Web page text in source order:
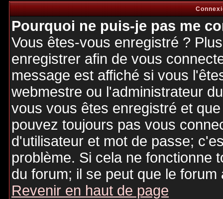
Pourquoi ne puis-je pas me
Vous êtes-vous enregistré ?
enregistrer afin de vous
message est affiché si vous
webmestre ou l'administrateur
vous vous êtes enregistré et
pouvez toujours pas vous
d'utilisateur et mot de passe;
problème. Si cela ne fonctionne
du forum; il se peut que le
Revenir en haut de page